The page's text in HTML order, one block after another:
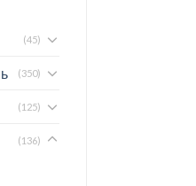
(45)
(350)
(125)
(136)